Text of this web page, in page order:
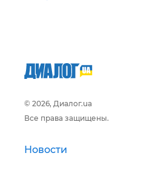
© 2026, Диалог.ua
Все права защищены.
Новости